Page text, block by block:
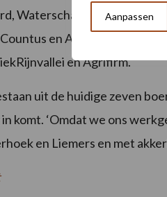
Aanpassen
Waterschap Rijn en IJssel,
en Achterhoek
en Agrifirm.
uit de huidige zeven
komt. ‘Omdat we ons
en Liemers en met